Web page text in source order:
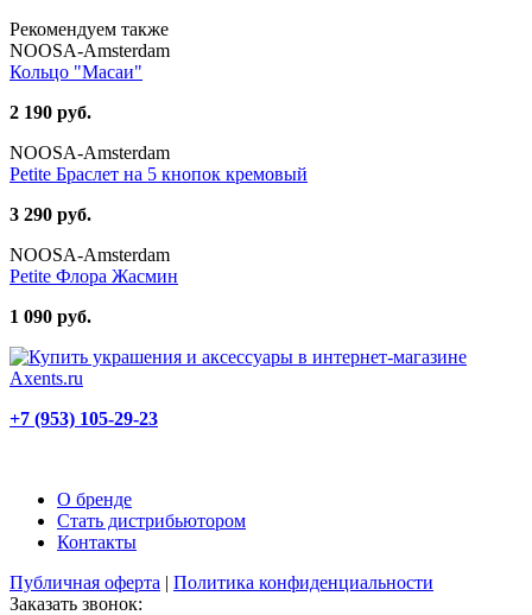
Рекомендуем также
NOOSA-Amsterdam
Кольцо "Масаи"
2 190 руб.
NOOSA-Amsterdam
Petite Браслет на 5 кнопок кремовый
3 290 руб.
NOOSA-Amsterdam
Petite Флора Жасмин
1 090 руб.
+7 (953) 105-29-23
О бренде
Стать дистрибьютором
Контакты
Публичная оферта | Политика конфиденциальности
Заказать звонок: